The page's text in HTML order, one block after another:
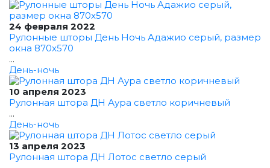
24 февраля 2022
Рулонные шторы День Ночь Адажио серый, размер
окна 870x570
...
День-ночь
10 апреля 2023
Рулонная штора ДН Аура светло коричневый
...
День-ночь
13 апреля 2023
Рулонная штора ДН Лотос светло серый